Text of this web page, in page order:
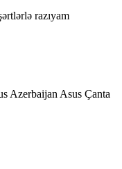
razıyam
Azerbaijan Asus Çanta